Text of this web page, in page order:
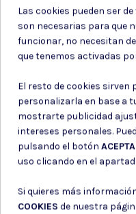
Puede darse de baja en
información de
Consiento el uso de mis
Consiento el uso de mis
de su entidad.
Las cookies pueden ser
son necesarias para que
funcionar, no necesitan
que tenemos activadas
El resto de cookies
personalizarla en base a
mostrarte publicidad
intereses personales.
pulsando el botón
uso clicando en el
Si quieres más
COOKIES de nuestra